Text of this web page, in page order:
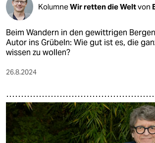
KolumneWir retten die Weltvon
Beim Wandern in den gewittrigen
Autor ins Grübeln: Wie gut ist es, die
wissen zu wollen?
26.8.2024